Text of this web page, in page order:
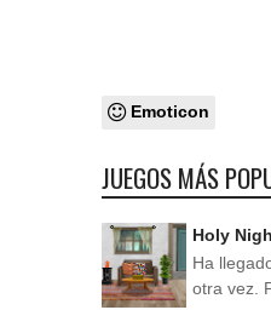
Emoticon
JUEGOS MÁS
Holy
Ha
otra vez.